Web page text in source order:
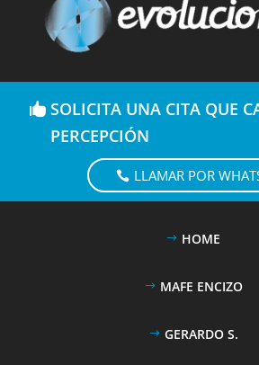
SOLICITA UNA CITA QUE
PERCEPCIÓN
LLAMAR POR
HOME
MAFE ENCIZO
GERARDO S.